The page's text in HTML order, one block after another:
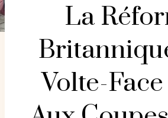
La
Volte-